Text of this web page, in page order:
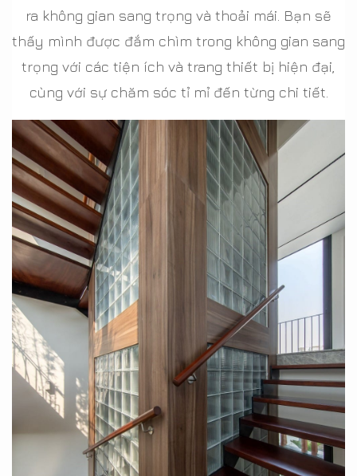
ra không gian sang trọng và thoải mái. Bạn sẽ
thấy mình được đắm chìm trong không gian sang
trọng với các tiện ích và trang thiết bị hiện đại,
cùng với sự chăm sóc tỉ mỉ đến từng chi tiết.